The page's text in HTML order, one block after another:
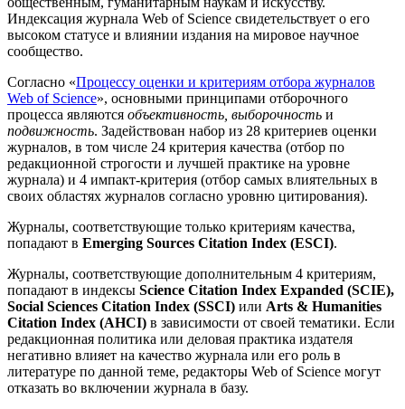
Индексация журнала Web of Science свидетельствует о его
высоком статусе и влиянии издания на мировое научное
сообщество.
Согласно «Процессу оценки и критериям отбора журналов
Web of Science», основными принципами отборочного
процесса являются объективность, выборочность и
подвижность. Задействован набор из 28 критериев оценки
журналов, в том числе 24 критерия качества (отбор по
редакционной строгости и лучшей практике на уровне
журнала) и 4 импакт-критерия (отбор самых влиятельных в
своих областях журналов согласно уровню цитирования).
Журналы, соответствующие только критериям качества,
попадают в Emerging Sources Citation Index (ESCI).
Журналы, соответствующие дополнительным 4 критериям,
попадают в индексы Science Citation Index Expanded (SCIE),
Social Sciences Citation Index (SSCI) или Arts & Humanities
Citation Index (AHCI) в зависимости от своей тематики. Если
редакционная политика или деловая практика издателя
негативно влияет на качество журнала или его роль в
литературе по данной теме, редакторы Web of Science могут
отказать во включении журнала в базу.